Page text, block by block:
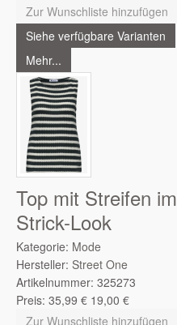
Zur Wunschliste hinzufügen
Siehe verfügbare Varianten
Mehr...
Top mit Streifen im
Strick-Look
Kategorie: Mode
Hersteller: Street One
Artikelnummer: 325273
Preis: 35,99 € 19,00 €
Zur Wunschliste hinzufügen